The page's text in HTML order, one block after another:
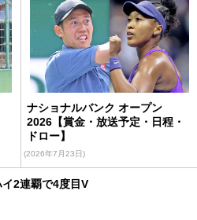
ナショナルバンク オープン
2026【賞金・放送予定・日程・
ドロー】
(2026年7月23日)
2連覇で4度目V